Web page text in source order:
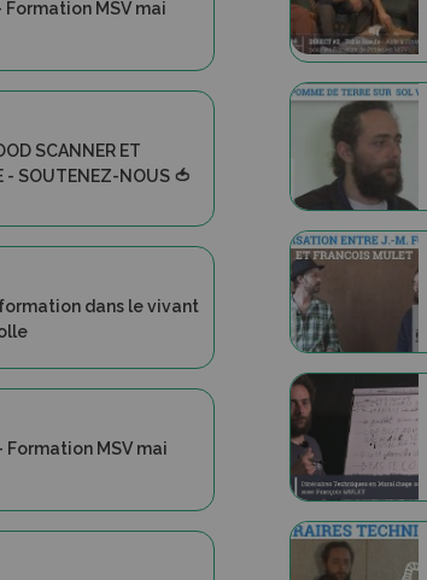
MSV mai
SCANNER ET
- SOUTENEZ-NOUS 🍅
dans le vivant
MSV mai